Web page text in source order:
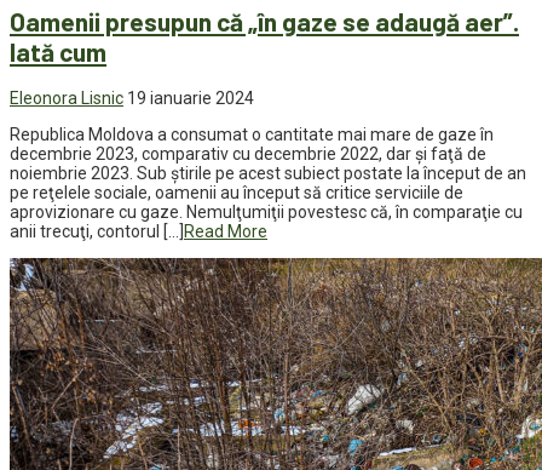
Oamenii presupun că „în gaze se adaugă aer”.
Iată cum
Eleonora Lisnic 19 ianuarie 2024
Republica Moldova a consumat o cantitate mai mare de gaze în
decembrie 2023, comparativ cu decembrie 2022, dar şi faţă de
noiembrie 2023. Sub ştirile pe acest subiect postate la început de an
pe reţelele sociale, oamenii au început să critice serviciile de
aprovizionare cu gaze. Nemulţumiţii povestesc că, în comparaţie cu
anii trecuţi, contorul […]
Read More